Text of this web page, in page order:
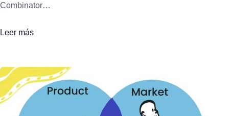
Combinator…
Leer más